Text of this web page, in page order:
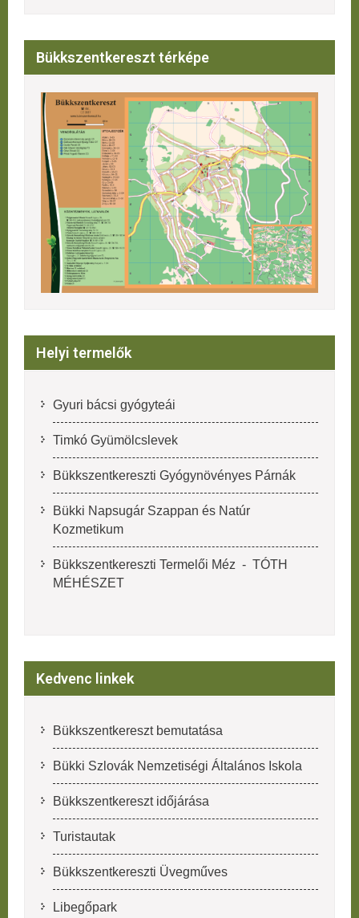
Bükkszentkereszt térképe
Helyi termelők
Gyuri bácsi gyógyteái
Timkó Gyümölcslevek
Bükkszentkereszti Gyógynövényes Párnák
Bükki Napsugár Szappan és Natúr
Kozmetikum
Bükkszentkereszti Termelői Méz - TÓTH
MÉHÉSZET
Kedvenc linkek
Bükkszentkereszt bemutatása
Bükki Szlovák Nemzetiségi Általános Iskola
Bükkszentkereszt időjárása
Turistautak
Bükkszentkereszti Üvegműves
Libegőpark